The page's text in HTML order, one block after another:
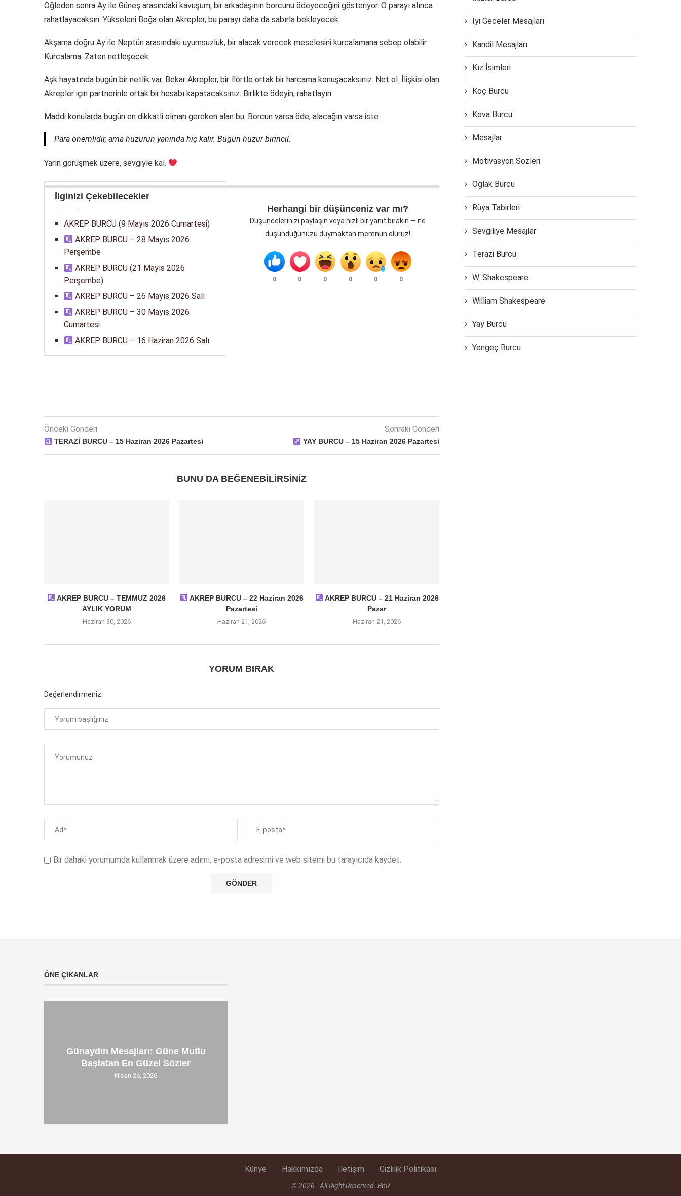
Öğleden sonra Ay ile Güneş arasındaki kavuşum, bir arkadaşının borcunu ödeyeceğini gösteriyor. O parayı alınca
rahatlayacaksın. Yükseleni Boğa olan Akrepler, bu parayı daha da sabırla bekleyecek.
Akşama doğru Ay ile Neptün arasındaki uyumsuzluk, bir alacak verecek meselesini kurcalamana sebep olabilir.
Kurcalama. Zaten netleşecek.
Aşk hayatında bugün bir netlik var. Bekar Akrepler, bir flörtle ortak bir harcama konuşacaksınız. Net ol. İlişkisi olan
Akrepler için partnerinle ortak bir hesabı kapatacaksınız. Birlikte ödeyin, rahatlayın.
Maddi konularda bugün en dikkatli olman gereken alan bu. Borcun varsa öde, alacağın varsa iste.
Para önemlidir, ama huzurun yanında hiç kalır. Bugün huzur birincil.
Yarın görüşmek üzere, sevgiyle kal.
İlginizi Çekebilecekler
AKREP BURCU (9 Mayıs 2026 Cumartesi)
AKREP BURCU – 28 Mayıs 2026
Perşembe
AKREP BURCU (21 Mayıs 2026
Perşembe)
AKREP BURCU – 26 Mayıs 2026 Salı
AKREP BURCU – 30 Mayıs 2026
Cumartesi
AKREP BURCU – 16 Haziran 2026 Salı
Herhangi bir düşünceniz var mı?
Düşüncelerinizi paylaşın veya hızlı bir yanıt bırakın — ne
düşündüğünüzü duymaktan memnun oluruz!
0 0 0 0 0 0
Önceki Gönderi
TERAZİ BURCU – 15 Haziran 2026 Pazartesi
Sonraki Gönderi
YAY BURCU – 15 Haziran 2026 Pazartesi
BUNU DA BEĞENEBILIRSINIZ
AKREP BURCU – TEMMUZ 2026
AYLIK YORUM
Haziran 30, 2026
AKREP BURCU – 22 Haziran 2026
Pazartesi
Haziran 21, 2026
AKREP BURCU – 21 Haziran 2026
Pazar
Haziran 21, 2026
YORUM BIRAK
Değerlendirmeniz:
Bir dahaki yorumumda kullanmak üzere adımı, e-posta adresimi ve web sitemi bu tarayıcıda kaydet.
İyi Geceler Mesajları
Kandil Mesajları
Kız İsimleri
Koç Burcu
Kova Burcu
Mesajlar
Motivasyon Sözleri
Oğlak Burcu
Rüya Tabirleri
Sevgiliye Mesajlar
Terazi Burcu
W. Shakespeare
William Shakespeare
Yay Burcu
Yengeç Burcu
ÖNE ÇIKANLAR
Günaydın Mesajları: Güne Mutlu
Başlatan En Güzel Sözler
Nisan 26, 2026
Künye Hakkımızda İletişim Gizlilik Politikası
© 2026 - All Right Reserved. BbR